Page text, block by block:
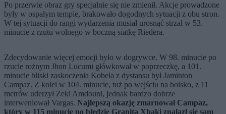
Po przerwie obraz gry specjalnie się nie zmienił. Akcje prowadzone
były w ospałym tempie, brakowało dogodnych sytuacji z obu stron.
W tej sytuacji do rangi wydarzenia musiał urosnąć strzał w 53.
minucie z rzutu wolnego w boczną siatkę Riedera.
Zdecydowanie więcej emocji było w dogrywce. W 98. minucie po
rzucie rożnym Jhon Lucumi główkował w poprzeczkę, a 101.
minucie bliski zaskoczenia Kobela z dystansu był Jaminton
Campaz. Z kolei w 104. minucie, tuż po wejściu na boisko, z 11
metrów uderzył Zeki Amdouni, jednak bardzo dobrze
interweniował Vargas. Najlepszą okazję zmarnował Campaz,
który w 115 minucie po błędzie Granita Xhaki znalazł się sam